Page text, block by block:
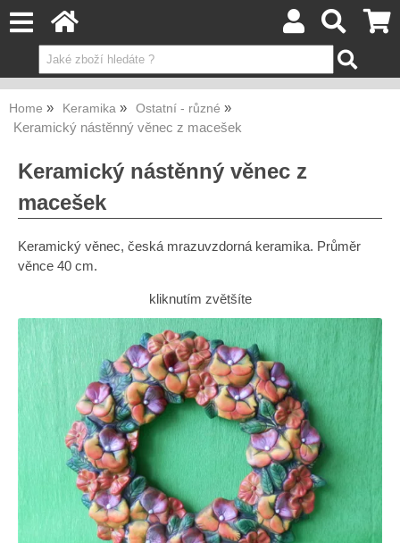
Home Keramika Ostatní - různé
Keramický nástěnný věnec z macešek
Keramický nástěnný věnec z
macešek
Keramický věnec, česká mrazuvzdorná keramika. Průměr
věnce 40 cm.
kliknutím zvětšíte